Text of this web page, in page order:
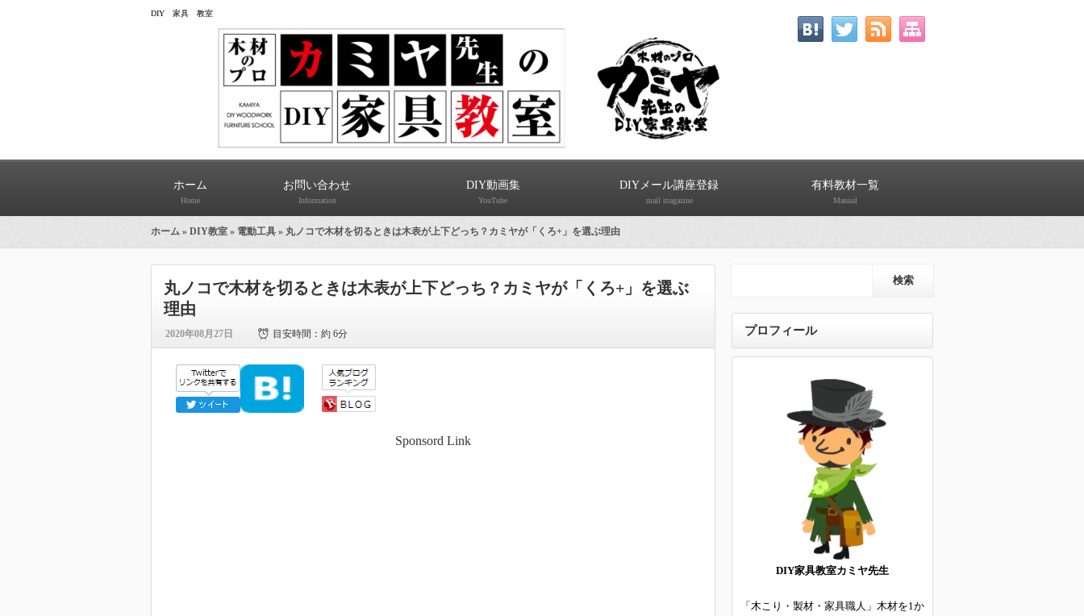
DIY 家具 教室
ホーム
Home
お問い合わせ
Information
DIY動画集
YouTube
DIYメール講座登録
mail magazine
有料教材一覧
Manual
ホーム » DIY教室 » 電動工具 » 丸ノコで木材を切るときは木表が上下どっち？カミヤが「くろ+」を選ぶ理由
丸ノコで木材を切るときは木表が上下どっち？カミヤが「くろ+」を選ぶ
理由
2020年08月27日 目安時間：約 6分
Sponsord Link
プロフィール
DIY家具教室カミヤ先生
「木こり・製材・家具職人」木材を1か